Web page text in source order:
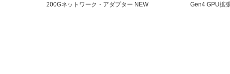
200Gネットワーク・アダプター NEW
Gen4 GPU拡